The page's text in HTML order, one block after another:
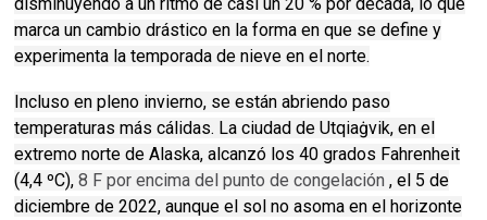
marca un cambio drástico en la forma en que se define y
experimenta la temporada de nieve en el norte.
Incluso en pleno invierno, se están abriendo paso
temperaturas más cálidas. La ciudad de Utqiaġvik, en el
extremo norte de Alaska, alcanzó los 40 grados Fahrenheit
(4,4 ºC),8 F por encima del punto de congelación , el 5 de
diciembre de 2022, aunque el sol no asoma en el horizonte